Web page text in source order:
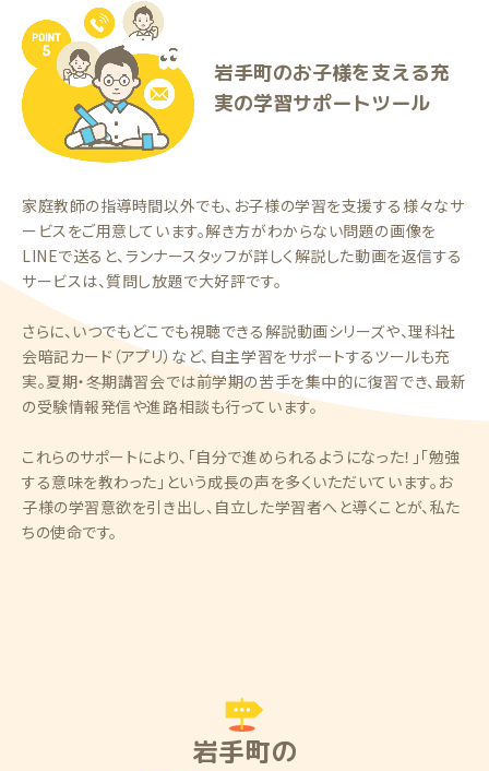
岩手町のお子様を支える充
実の学習サポートツール
家庭教師の指導時間以外でも、お子様の学習を支援する様々なサ
ービスをご用意しています。解き方がわからない問題の画像を
LINEで送ると、ランナースタッフが詳しく解説した動画を返信する
サービスは、質問し放題で大好評です。
さらに、いつでもどこでも視聴できる解説動画シリーズや、理科社
会暗記カード（アプリ）など、自主学習をサポートするツールも充
実。夏期・冬期講習会では前学期の苦手を集中的に復習でき、最新
の受験情報発信や進路相談も行っています。
これらのサポートにより、「自分で進められるようになった！」「勉強
する意味を教わった」という成長の声を多くいただいています。お
子様の学習意欲を引き出し、自立した学習者へと導くことが、私た
ちの使命です。
岩手町の